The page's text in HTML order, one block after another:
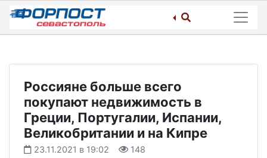
Skip
content
Россияне больше всего
покупают недвижимость в
Греции, Португалии, Испании,
Великобритании и на Кипре
23.11.2021 в 19:02 148